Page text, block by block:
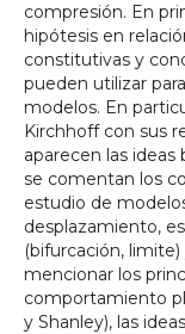
compresión. En
hipótesis en
constitutivas y
pueden utilizar
modelos. En
Kirchhoff con sus
aparecen las ideas
se comentan los
estudio de
desplazamiento,
(bifurcación,
mencionar los
comportamiento
y Shanley), las